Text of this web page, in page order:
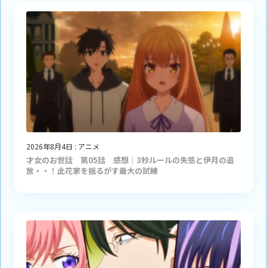
2026年8月4日 : アニメ
才女のお世話 第05話 感想｜3秒ルールの失態と伊月の追
放・・！此花家を揺るがす最大の試練